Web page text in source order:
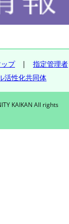
プ| 指定管理者
活性化共同体
KAIKAN All rights